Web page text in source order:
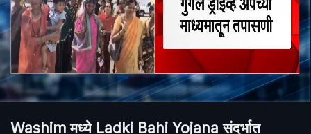
Washim मध्ये Ladki Bahi Yojana संदर्भात